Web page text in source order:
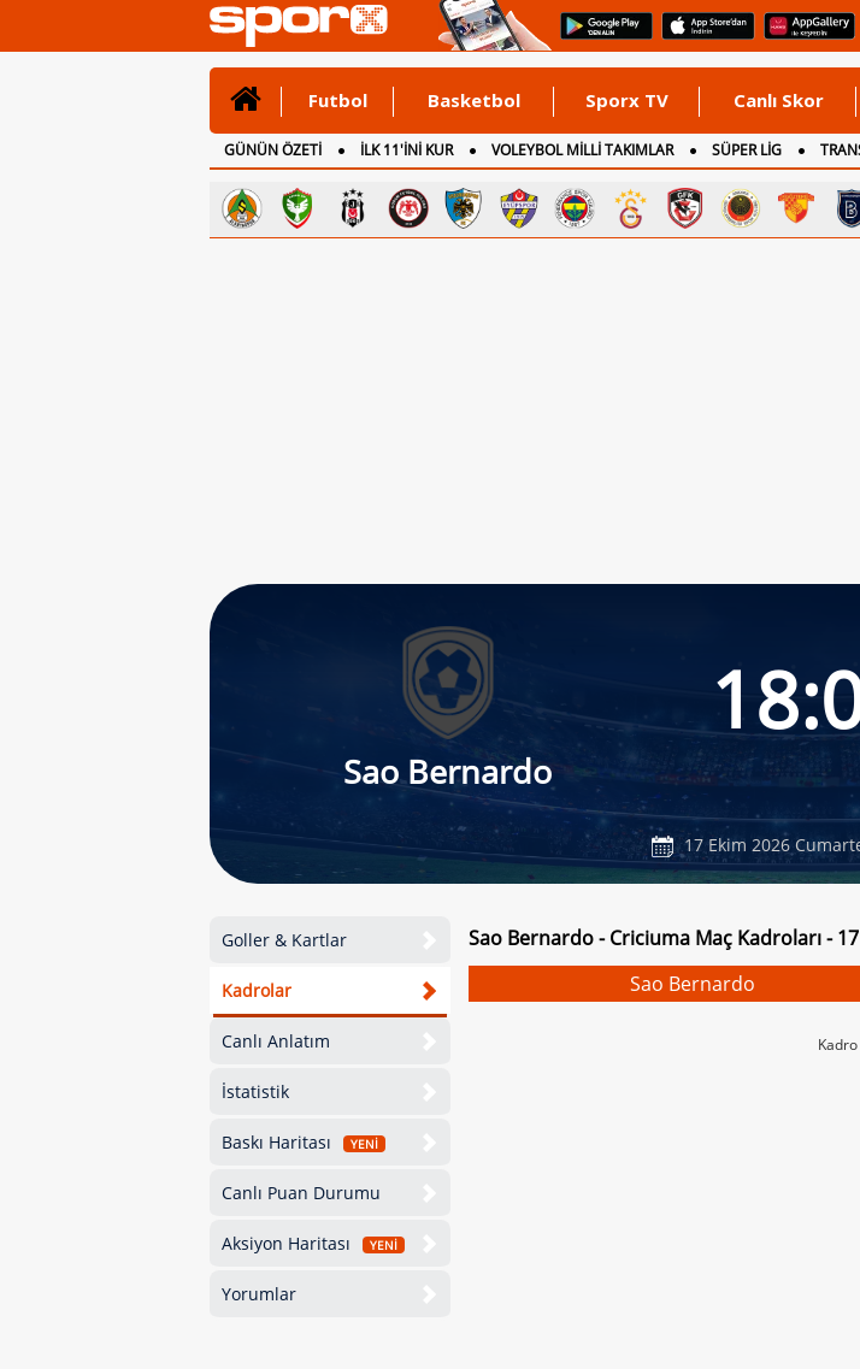
Futbol Basketbol Sporx TV Canlı Skor
GÜNÜN ÖZETİ İLK 11'İNİ KUR VOLEYBOL MİLLİ TAKIMLAR SÜPER LİG
CANLI ANLATIM
İNGİLTERE
Sao Bernardo
17 Ekim 2026
Goller & Kartlar
Kadrolar
Canlı Anlatım
İstatistik
Baskı Haritası YENİ
Canlı Puan Durumu
Aksiyon Haritası YENİ
Yorumlar
Sao Bernardo - Criciuma Maç Kadroları -
Sao Bernardo